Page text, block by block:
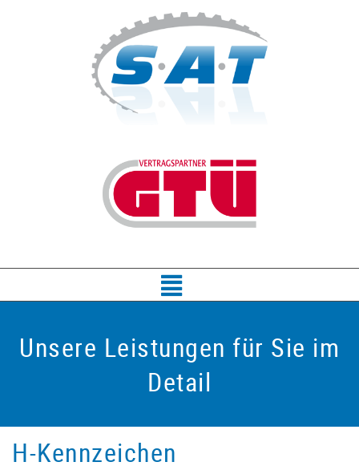
Unsere Leistungen für Sie im
Detail
H-Kennzeichen